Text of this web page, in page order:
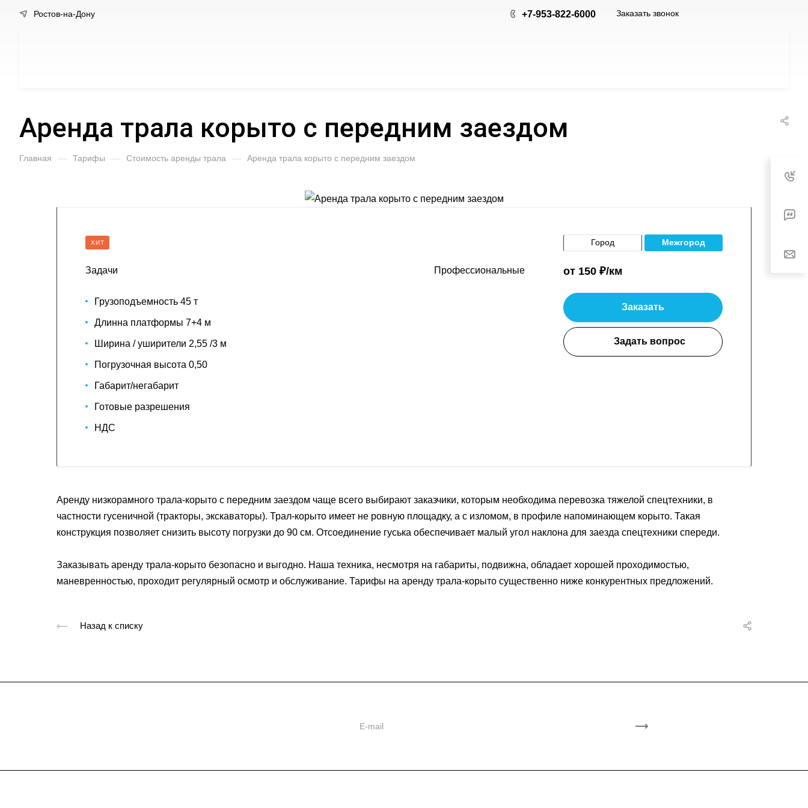
Ростов-на-Дону +7-953-822-6000 Заказать звонок
Аренда трала корыто с передним заездом
Главная — Тарифы — Стоимость аренды трала — Аренда трала корыто с передним заездом
ХИТ
Задачи Профессиональные
Грузоподъемность 45 т
Длинна платформы 7+4 м
Ширина / уширители 2,55 /3 м
Погрузочная высота 0,50
Габарит/негабарит
Готовые разрешения
НДС
Город Межгород
от 150 ₽/км
Заказать
Задать вопрос
Аренду низкорамного трала-корыто с передним заездом чаще всего выбирают заказчики, которым необходима перевозка тяжелой спецтехники, в
частности гусеничной (тракторы, экскаваторы). Трал-корыто имеет не ровную площадку, а с изломом, в профиле напоминающем корыто. Такая
конструкция позволяет снизить высоту погрузки до 90 см. Отсоединение гуська обеспечивает малый угол наклона для заезда спецтехники спереди.
Заказывать аренду трала-корыто безопасно и выгодно. Наша техника, несмотря на габариты, подвижна, обладает хорошей проходимостью,
маневренностью, проходит регулярный осмотр и обслуживание. Тарифы на аренду трала-корыто существенно ниже конкурентных предложений.
Назад к списку